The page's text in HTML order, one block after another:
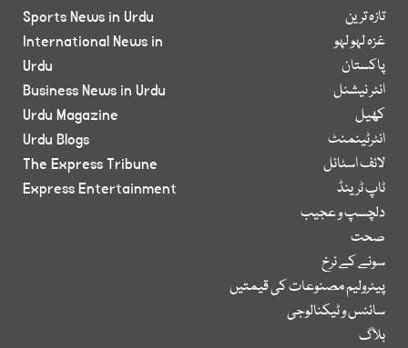
تازہ ترین
غزہ لہو لہو
پاکستان
انٹر نیشنل
کھیل
انٹرٹینمنٹ
لائف اسٹائل
ٹاپ ٹرینڈ
دلچسپ و عجیب
صحت
سونے کے نرخ
پیٹرولیم مصنوعات کی قیمتیں
سائنس و ٹیکنالوجی
بلاگ
Sports News in Urdu
International News in
Urdu
Business News in Urdu
Urdu Magazine
Urdu Blogs
The Express Tribune
Express Entertainment